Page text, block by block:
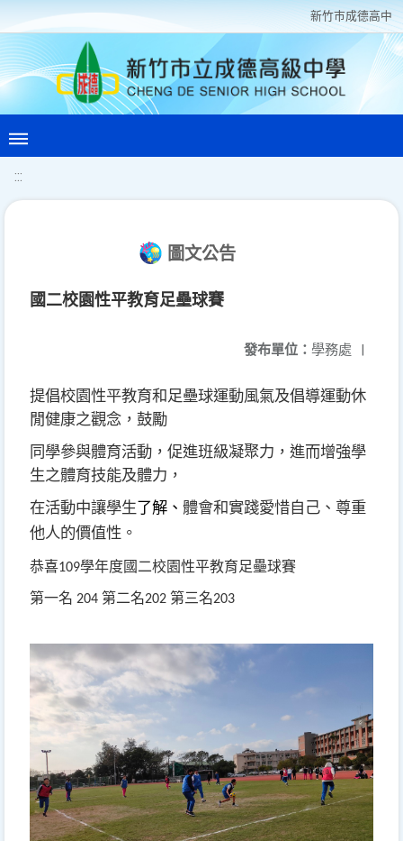
新竹巿成德高中
:::
圖文公告
國二校園性平教育足壘球賽
發布單位： 學務處 |
提倡校園性平教育和足壘球運動風氣及倡導運動休
閒健康之觀念，鼓勵
同學參與體育活動，促進班級凝聚力，進而增強學
生之體育技能及體力，
在活動中讓學生了解、 體會和實踐愛惜自己、尊重
他人的價值性 。
恭喜109學年度國二校園性平教育足壘球賽
第一名 204 第二名202 第三名203